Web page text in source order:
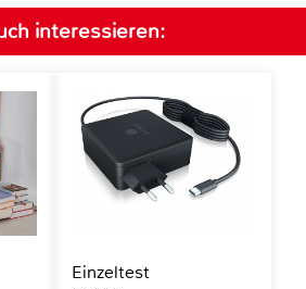
interessieren:
Einzeltest